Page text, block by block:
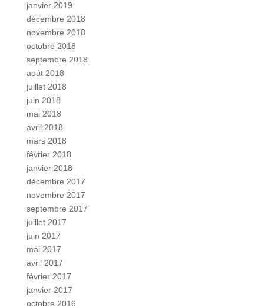
janvier 2019
décembre 2018
novembre 2018
octobre 2018
septembre 2018
août 2018
juillet 2018
juin 2018
mai 2018
avril 2018
mars 2018
février 2018
janvier 2018
décembre 2017
novembre 2017
septembre 2017
juillet 2017
juin 2017
mai 2017
avril 2017
février 2017
janvier 2017
octobre 2016